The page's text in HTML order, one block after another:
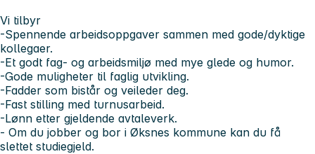
Vi tilbyr
-Spennende arbeidsoppgaver sammen med gode/dyktige
kollegaer.
-Et godt fag- og arbeidsmiljø med mye glede og humor.
-Gode muligheter til faglig utvikling.
-Fadder som bistår og veileder deg.
-Fast stilling med turnusarbeid.
-Lønn etter gjeldende avtaleverk.
- Om du jobber og bor i Øksnes kommune kan du få
slettet studiegjeld.